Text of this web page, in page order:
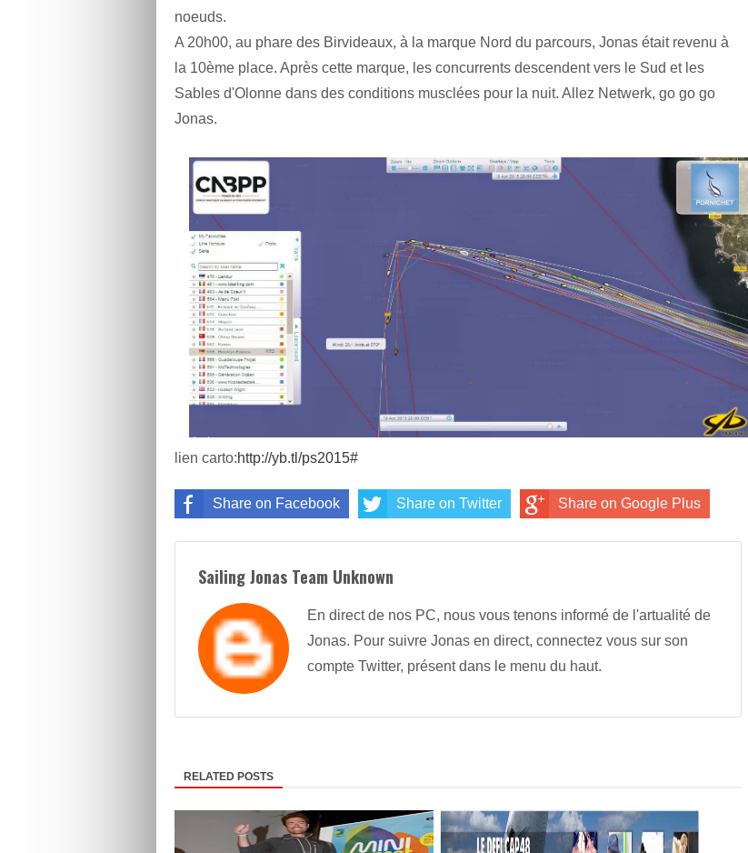
noeuds.
A 20h00, au phare des Birvideaux, à la marque Nord du parcours, Jonas était revenu à
la 10ème place. Après cette marque, les concurrents descendent vers le Sud et les
Sables d'Olonne dans des conditions musclées pour la nuit. Allez Netwerk, go go go
Jonas.
lien carto:http://yb.tl/ps2015#
Share on Facebook Share on Twitter Share on Google Plus
Sailing Jonas Team Unknown
En direct de nos PC, nous vous tenons informé de l'artualité de
Jonas. Pour suivre Jonas en direct, connectez vous sur son
compte Twitter, présent dans le menu du haut.
RELATED POSTS